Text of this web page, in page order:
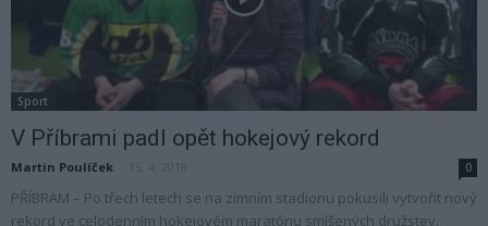
Sport
V Příbrami padl opět hokejový rekord
Martin Poulíček 0
PŘÍBRAM – Po třech letech se na zimním stadionu pokusili vytvořit nový
rekord ve celodenním hokejovém maratónu smíšených družstev.